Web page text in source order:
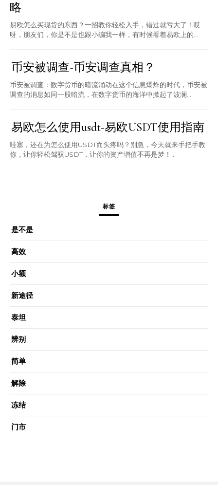
略
易欧怎么买现货的东西？一招教你轻松入手，错过就亏大了！哎
呀，朋友们，你是不是也跟小编我一样，有时候看着易欧上的...
币安被调查-币安调查真相？
币安被调查：数字货币的暗流涌动在这个信息爆炸的时代，币安被
调查的消息如同一股暗流，在数字货币的海洋中掀起了波澜...
易欧怎么使用usdt-易欧USDT使用指南
哇塞，还在为怎么使用USDT而头疼吗？别急，今天就来手把手教
你，让你轻松驾驭USDT，让你的资产增值不再是梦！...
标签
是不是
高效
小额
新途径
泰坦
辨别
简单
解除
冻结
门市